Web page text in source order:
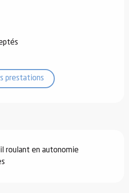
prestations
roulant en autonomie